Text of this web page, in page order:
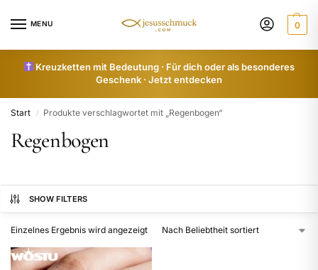
MENU 0
Kreuzketten mit Bedeutung · Für dich oder als besonderes
Geschenk · Jetzt entdecken
Start / Produkte verschlagwortet mit „Regenbogen“
Regenbogen
SHOW FILTERS
Einzelnes Ergebnis wird angezeigt